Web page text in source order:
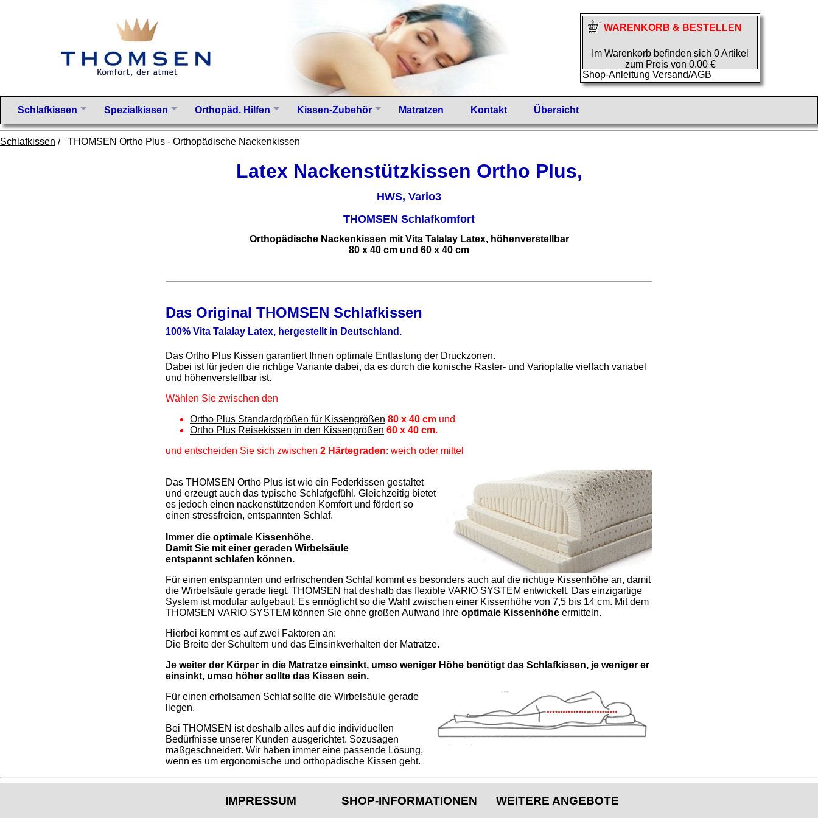
WARENKORB & BESTELLEN
Im Warenkorb befinden sich 0 Artikel
zum Preis von 0.00 €
Shop-Anleitung Versand/AGB
Schlafkissen Spezialkissen Orthopäd. Hilfen Kissen-Zubehör Matratzen Kontakt Übersicht
Schlafkissen / THOMSEN Ortho Plus - Orthopädische Nackenkissen
Latex Nackenstützkissen Ortho Plus,
HWS, Vario3
THOMSEN Schlafkomfort
Orthopädische Nackenkissen mit Vita Talalay Latex, höhenverstellbar
80 x 40 cm und 60 x 40 cm
Das Original THOMSEN Schlafkissen
100% Vita Talalay Latex, hergestellt in Deutschland.
Das Ortho Plus Kissen garantiert Ihnen optimale Entlastung der Druckzonen.
Dabei ist für jeden die richtige Variante dabei, da es durch die konische Raster- und Varioplatte vielfach variabel
und höhenverstellbar ist.
Wählen Sie zwischen den
Ortho Plus Standardgrößen für Kissengrößen 80 x 40 cm und
Ortho Plus Reisekissen in den Kissengrößen 60 x 40 cm.
und entscheiden Sie sich zwischen 2 Härtegraden: weich oder mittel
Das THOMSEN Ortho Plus ist wie ein Federkissen gestaltet
und erzeugt auch das typische Schlafgefühl. Gleichzeitig bietet
es jedoch einen nackenstützenden Komfort und fördert so
einen stressfreien, entspannten Schlaf.
Immer die optimale Kissenhöhe.
Damit Sie mit einer geraden Wirbelsäule
entspannt schlafen können.
Für einen entspannten und erfrischenden Schlaf kommt es besonders auch auf die richtige Kissenhöhe an, damit
die Wirbelsäule gerade liegt. THOMSEN hat deshalb das flexible VARIO SYSTEM entwickelt. Das einzigartige
System ist modular aufgebaut. Es ermöglicht so die Wahl zwischen einer Kissenhöhe von 7,5 bis 14 cm. Mit dem
THOMSEN VARIO SYSTEM können Sie ohne großen Aufwand Ihre optimale Kissenhöhe ermitteln.
Hierbei kommt es auf zwei Faktoren an:
Die Breite der Schultern und das Einsinkverhalten der Matratze.
Je weiter der Körper in die Matratze einsinkt, umso weniger Höhe benötigt das Schlafkissen, je weniger er
einsinkt, umso höher sollte das Kissen sein.
Für einen erholsamen Schlaf sollte die Wirbelsäule gerade
liegen.
Bei THOMSEN ist deshalb alles auf die individuellen
Bedürfnisse unserer Kunden ausgerichtet. Sozusagen
maßgeschneidert. Wir haben immer eine passende Lösung,
wenn es um ergonomische und orthopädische Kissen geht.
IMPRESSUM SHOP-INFORMATIONEN WEITERE ANGEBOTE